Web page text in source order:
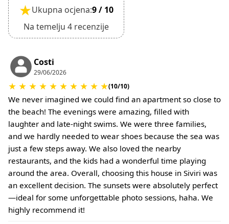
Mogu se primijeniti dodatni troškovi za čišćenje ili
naknadu štete.
•
Polog za štetu:
Za kućne ljubimce ili posebne uvjete mogu se
primjenjivati dodatne naknade.
★Ukupna ocjena:9 / 10
Na temelju 4 recenzije
Costi
29/06/2026
★ ★ ★ ★ ★ ★ ★ ★ ★ ★(10/10)
We never imagined we could find an apartment so close to
the beach! The evenings were amazing, filled with
laughter and late-night swims. We were three families,
and we hardly needed to wear shoes because the sea was
just a few steps away. We also loved the nearby
restaurants, and the kids had a wonderful time playing
around the area. Overall, choosing this house in Siviri was
an excellent decision. The sunsets were absolutely perfect
—ideal for some unforgettable photo sessions, haha. We
highly recommend it!